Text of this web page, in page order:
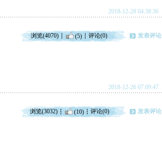
2018-12-28 04:38:36
浏览(4070) (5) 评论(0) 发表评论
2018-12-26 07:09:47
浏览(3032) (10) 评论(0) 发表评论